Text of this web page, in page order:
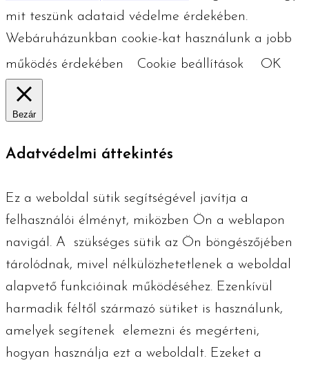
mit teszünk adataid védelme érdekében.
Webáruházunkban cookie-kat használunk a jobb
működés érdekében
Cookie beállítások OK
Bezár
Adatvédelmi áttekintés
Ez a weboldal sütik segítségével javítja a
felhasználói élményt, miközben Ön a weblapon
navigál. A szükséges ​​sütik az Ön böngészőjében
tárolódnak, mivel nélkülözhetetlenek a weboldal
alapvető funkcióinak működéséhez. Ezenkívül
harmadik féltől származó sütiket is használunk,
amelyek segítenek elemezni és megérteni,
hogyan használja ezt a weboldalt. Ezeket a